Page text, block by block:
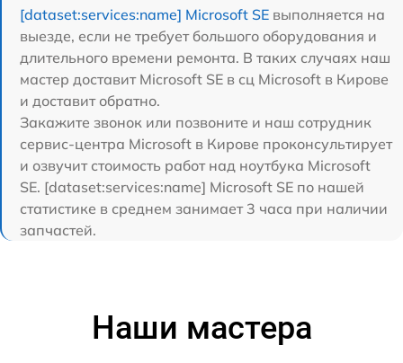
[dataset:services:name] Microsoft SE выполняется на
выезде, если не требует большого оборудования и
длительного времени ремонта. В таких случаях наш
мастер доставит Microsoft SE в сц Microsoft в Кирове
и доставит обратно.
Закажите звонок или позвоните и наш сотрудник
сервис-центра Microsoft в Кирове проконсультирует
и озвучит стоимость работ над ноутбука Microsoft
SE. [dataset:services:name] Microsoft SE по нашей
статистике в среднем занимает 3 часа при наличии
запчастей.
Наши мастера